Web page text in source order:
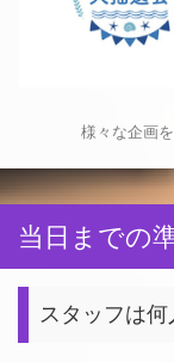
様々な企画
当日までの
スタッフは